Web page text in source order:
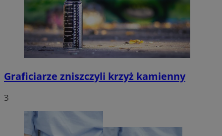
Graficiarze zniszczyli krzyż kamienny
3